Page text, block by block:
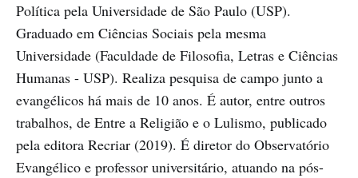
Política pela Universidade de São Paulo (USP).
Graduado em Ciências Sociais pela mesma
Universidade (Faculdade de Filosofia, Letras e Ciências
Humanas - USP). Realiza pesquisa de campo junto a
evangélicos há mais de 10 anos. É autor, entre outros
trabalhos, de Entre a Religião e o Lulismo, publicado
pela editora Recriar (2019). É diretor do Observatório
Evangélico e professor universitário, atuando na pós-